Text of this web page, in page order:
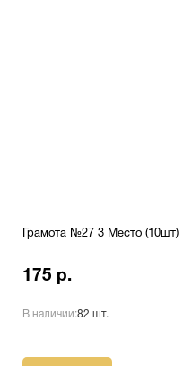
Грамота №27 3 Место (10шт)
175 р.
В наличии:82 шт.